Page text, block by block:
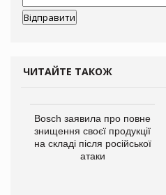
ЧИТАЙТЕ ТАКОЖ
Bosch заявила про повне
знищення своєї продукції
на складі після російської
атаки